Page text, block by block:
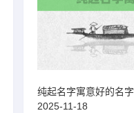
纯起名字寓意好的名字
2025-11-18